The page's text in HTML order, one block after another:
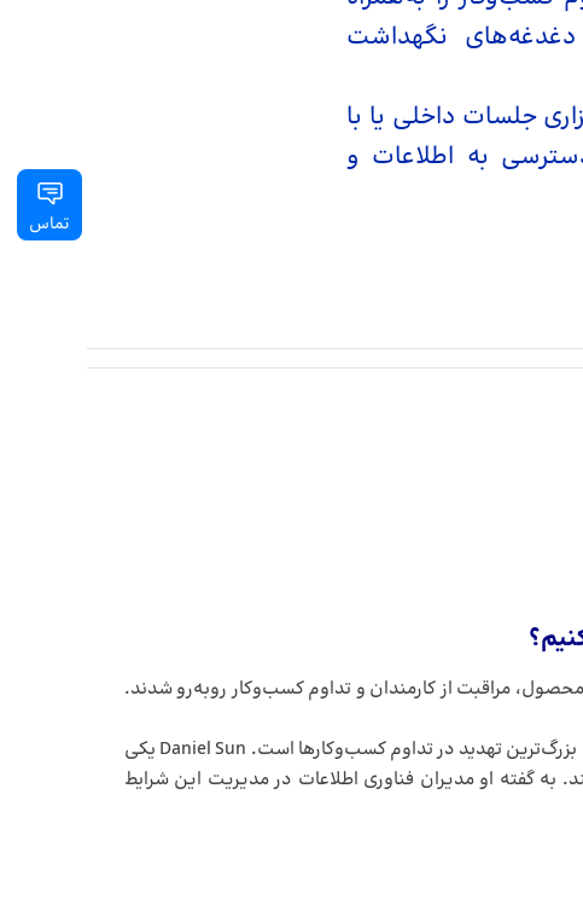
نگهداشت
جلسات داخلی یا با
به اطلاعات و
زنجیره تامین، فروش محصول، مراقبت از کارمندان و تداوم کسب‌و‌کار روبه‌رو شدند.
سازمان‌ها در بیش‌تر موارد اختلال در تامین منابع و فرایندها را یک تهدید درنظر می‌گیرند؛ این در حالی‌ست که مدل کسب‌و‌کار، بزرگ‌ترین تهدید در تداوم کسب‌و‌کار‌ها است. Daniel Sun یکی
گفته او مدیران فناوری اطلاعات در مدیریت این شرایط
تماس